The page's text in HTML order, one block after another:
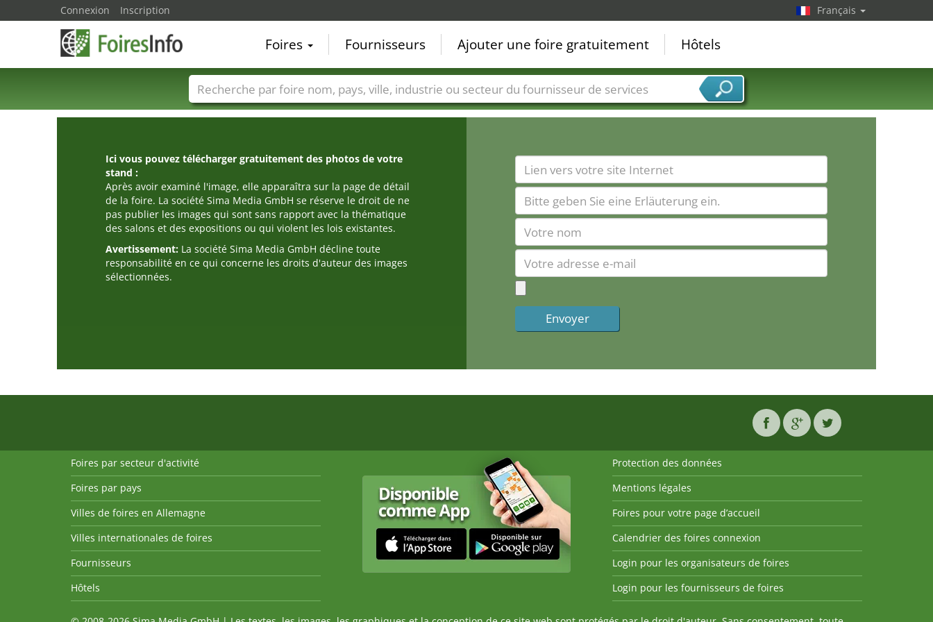
Ici vous pouvez télécharger gratuitement des photos de votre
stand :
Après avoir examiné l'image, elle apparaîtra sur la page de détail
de la foire. La société Sima Media GmbH se réserve le droit de ne
pas publier les images qui sont sans rapport avec la thématique
des salons et des expositions ou qui violent les lois existantes.
Avertissement: La société Sima Media GmbH décline toute
responsabilité en ce qui concerne les droits d'auteur des images
sélectionnées.
Connexion Inscription Français
Foires Fournisseurs Ajouter une foire gratuitement Hôtels
Foire noms Pays Villes Secteurs de foire Secteurs du fournisseur de services
Foires par secteur d'activité
Foires par pays
Villes de foires en Allemagne
Villes internationales de foires
Fournisseurs
Hôtels
Protection des données
Mentions légales
Foires pour votre page d’accueil
Calendrier des foires connexion
Login pour les organisateurs de foires
Login pour les fournisseurs de foires